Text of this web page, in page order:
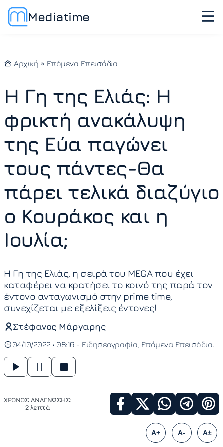
Mediatime
Αρχική » Επόμενα Επεισόδια
Η Γη της Ελιάς: Η
φρικτή ανακάλυψη
της Εύα παγώνει
τους πάντες-Θα
πάρει τελικά διαζύγιο
ο Κουράκος και η
Ιουλία;
Η Γη της Ελιάς, η σειρά του MEGA που έχει
καταφέρει να κρατήσει το κοινό της παρά τον
έντονο ανταγωνισμό στην prime time,
συνεχίζεται με εξελίξεις έντονες!
Στέφανος Μάργαρης
04/10/2022 • 08:16 - Ειδησεογραφία Επόμενα Επεισόδια
ΧΡΟΝΟΣ ΑΝΑΓΝΩΣΗΣ:
2 λεπτά
A+ A- A±